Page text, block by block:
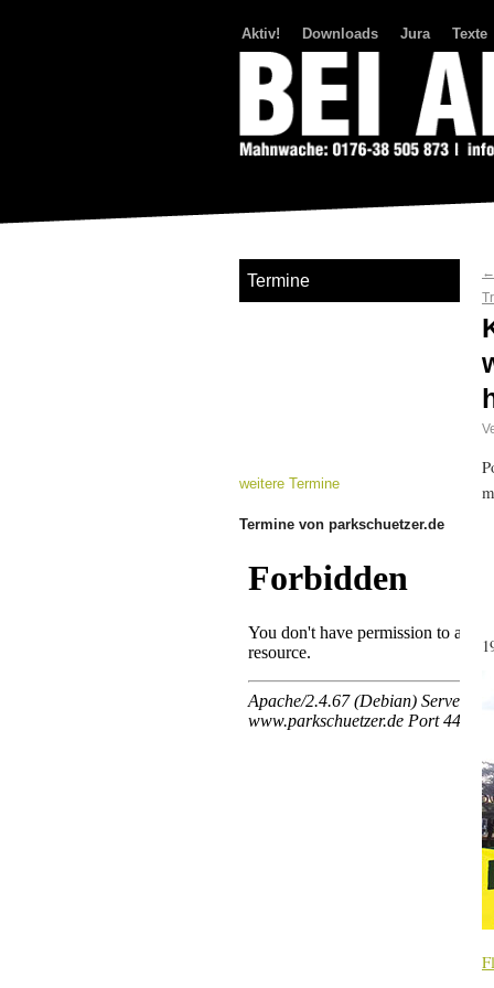
Aktiv! Downloads Jura Texte
←
Termine
weitere Termine
Termine von parkschuetzer.de